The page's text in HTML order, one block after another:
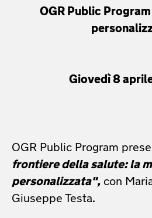
OGR Public
Giovedì 8
OGR Public Program
frontiere della salute: la
personalizzata", con
Giuseppe Testa.